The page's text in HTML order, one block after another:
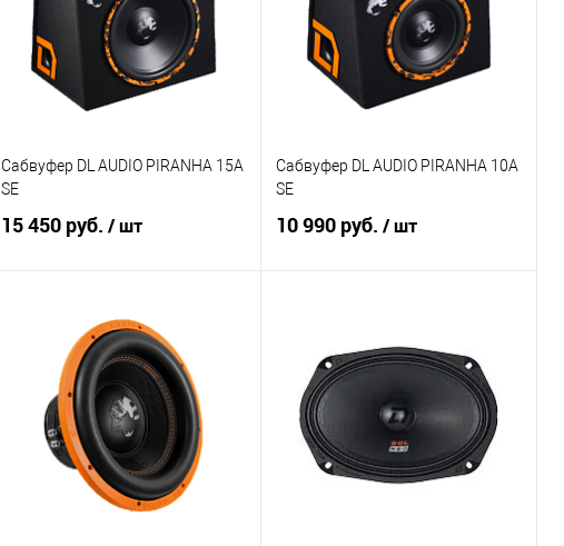
Сабвуфер DL AUDIO PIRANHA 15A
SE
15 450 руб. / шт
В корзину
Сравнение В избранное
Сабвуфер DL AUDIO PIRANHA 10A
SE
10 990 руб./ шт
Сравнение В избранное